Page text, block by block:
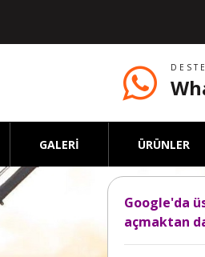
GALERİ ÜRÜNLER
Google'da
açmaktan